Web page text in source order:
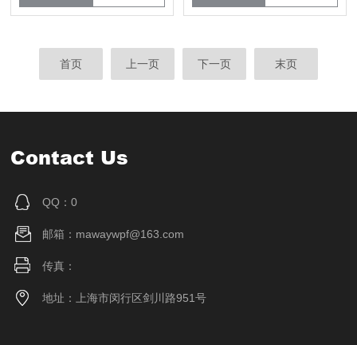
首页 上一页 下一页 末页
Contact Us
QQ：0
邮箱：mawaywpf@163.com
传真：
地址：上海市闵行区剑川路951号